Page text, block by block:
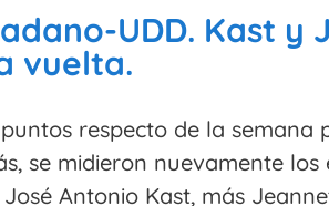
UDD. Kast y
vuelta.
respecto de la semana
se midieron nuevamente
Antonio Kast, más